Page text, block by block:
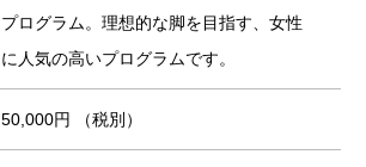
プログラム。理想的な脚を目指す、女性
に人気の高いプログラムです。
50,000円 （税別）